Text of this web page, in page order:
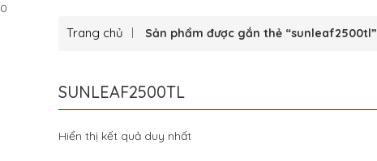
0
Trang chủ Sản phẩm được gắn thẻ “sunleaf2500tl”
SUNLEAF2500TL
Hiển thị kết quả duy nhất